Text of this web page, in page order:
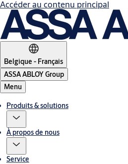
Accéder au contenu principal
Belgique - Français
ASSA ABLOY Group
Menu
Produits & solutions
À propos de nous
Service